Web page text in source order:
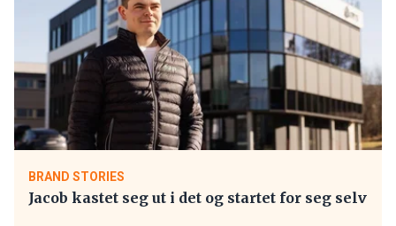
BRAND STORIES
Jacob kastet seg ut i det og startet for seg selv